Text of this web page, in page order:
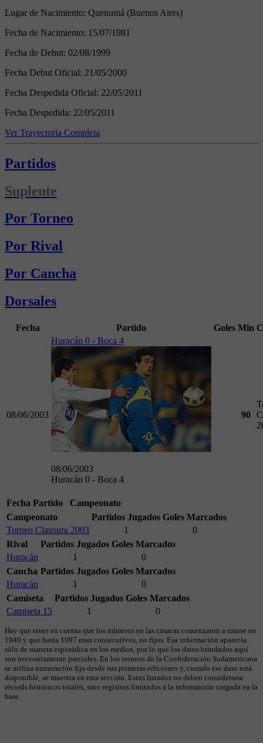
Lugar de Nacimiento: Quenumá (Buenos Aires)
Fecha de Nacimiento: 15/07/1981
Fecha de Debut: 02/08/1999
Fecha Debut Oficial: 21/05/2000
Fecha Despedida Oficial: 22/05/2011
Fecha Despedida: 22/05/2011
Ver Trayectoria Completa
Partidos
Suplente
Por Torneo
Por Rival
Por Cancha
Dorsales
Fecha Partido Goles Min
08/06/2003
Huracán 0 - Boca 4
08/06/2003
Huracán 0 - Boca 4
90
Fecha Partido
Campeonato
Campeonato
Partidos Jugados Goles Marcados
Torneo Clausura 2003
1
0
Rival
Partidos Jugados Goles Marcados
Huracán
1
0
Cancha Partidos Jugados Goles Marcados
Huracán
1
0
Camiseta
Partidos Jugados Goles Marcados
Camiseta 15
1 0
Hay que tener en cuenta que los números en las casacas comenzaron a usarse en
1949 y que hasta 1997 eran consecutivos, no fijos. Esa información aparecía
sólo de manera esporádica en los medios, por lo que los datos brindados aquí
son necesariamente parciales. En los torneos de la Confederación Sudamericana
se utiliza numeración fija desde sus primeras ediciones y, cuando ese dato está
disponible, se muestra en esta sección. Estos listados no deben considerarse
récords históricos totales, sino registros limitados a la información cargada en la
base.